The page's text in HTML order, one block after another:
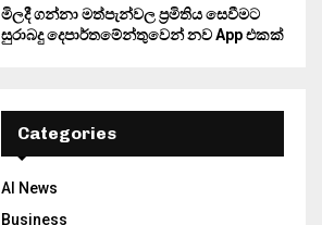
මිලදී ගන්නා මත්පැන්වල ප්‍රමිතිය සෙවීමට
සුරාබදු දෙපාර්තමේන්තුවෙන් නව App එකක්
Categories
AI News
Business